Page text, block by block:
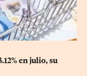
en julio, su